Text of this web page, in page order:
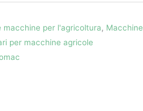
macchine per l'agricoltura, Macchine
per macchine agricole